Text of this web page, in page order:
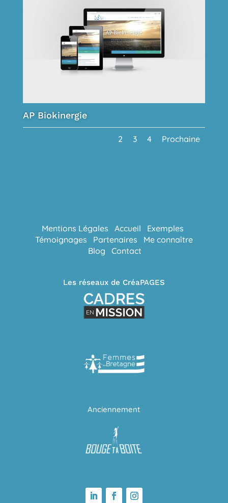
AP Biokinergie
2 3 4 Prochaine
Mentions Légales Accueil
Exemples
Témoignages
Partenaires
Me connaître
Blog
Contact
Les réseaux de CréaPAGES
Anciennement